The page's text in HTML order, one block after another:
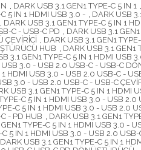
DARK USB 3.1 GEN1 TYPE-C 5 IN 1
5 IN 1 HDMI USB 3.0 -
DARK USB
DARK USB 3.1 GEN1 TYPE-C 5 IN 1
C - USB-C PD
DARK USB 3.1
ÇEVİRİCİ
DARK USB 3.1 GEN1
HUB
DARK USB 3.1 GEN1
3.1 GEN1 TYPE-C 5 IN 1 HDMI USB
USB 3.0 - USB 2.0 USB-C - USB-C
1 HDMI USB 3.0 - USB 2.0 USB-C -
3.0 - USB 2.0 USB-C - USB-C
USB 3.1 GEN1 TYPE-C 5 IN 1 HDMI
C 5 IN 1 HDMI USB 3.0 - USB 2.0
C 5 IN 1 HDMI USB 3.0 - USB 2.0
- PD HUB
DARK USB 3.1 GEN1
TYPE-C 5 IN 1 HDMI USB 3.0 -
5 IN 1 HDMI USB 3.0 - USB 2.0 USB-
DARK USB 3.1 GEN1 TYPE-C 5 IN 1